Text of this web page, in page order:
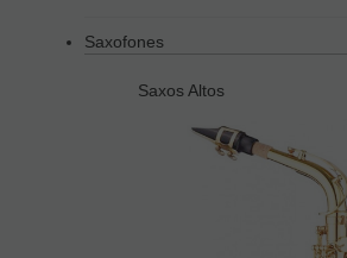
Saxofones
Saxos Altos